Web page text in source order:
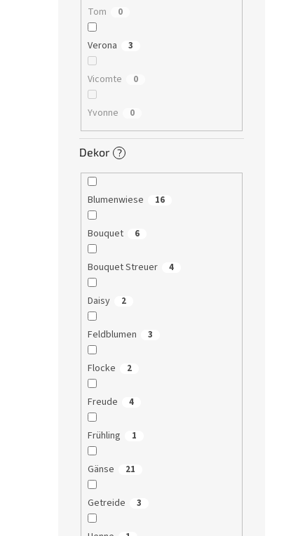
Tom 0
Verona 3
Vicomte 0
Yvonne 0
Dekor ?
Blumenwiese 16
Bouquet 6
Bouquet Streuer 4
Daisy 2
Feldblumen 3
Flocke 2
Freude 4
Frühling 1
Gänse 21
Getreide 3